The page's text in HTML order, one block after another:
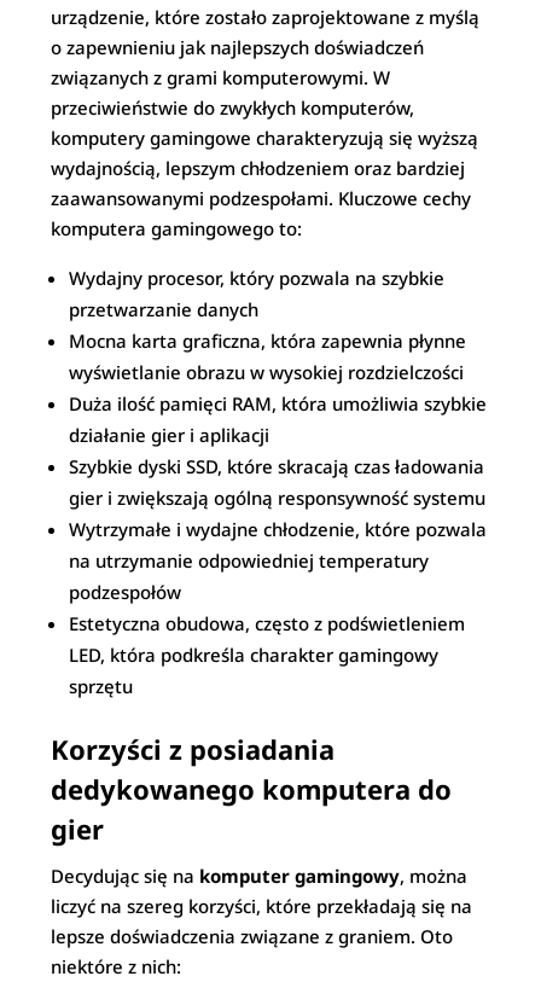
urządzenie, które zostało zaprojektowane z myślą
o zapewnieniu jak najlepszych doświadczeń
związanych z grami komputerowymi. W
przeciwieństwie do zwykłych komputerów,
komputery gamingowe charakteryzują się wyższą
wydajnością, lepszym chłodzeniem oraz bardziej
zaawansowanymi podzespołami. Kluczowe cechy
komputera gamingowego to:
Wydajny procesor, który pozwala na szybkie
przetwarzanie danych
Mocna karta graficzna, która zapewnia płynne
wyświetlanie obrazu w wysokiej rozdzielczości
Duża ilość pamięci RAM, która umożliwia szybkie
działanie gier i aplikacji
Szybkie dyski SSD, które skracają czas ładowania
gier i zwiększają ogólną responsywność systemu
Wytrzymałe i wydajne chłodzenie, które pozwala
na utrzymanie odpowiedniej temperatury
podzespołów
Estetyczna obudowa, często z podświetleniem
LED, która podkreśla charakter gamingowy
sprzętu
Korzyści z posiadania
dedykowanego komputera do
gier
Decydując się na komputer gamingowy, można
liczyć na szereg korzyści, które przekładają się na
lepsze doświadczenia związane z graniem. Oto
niektóre z nich: